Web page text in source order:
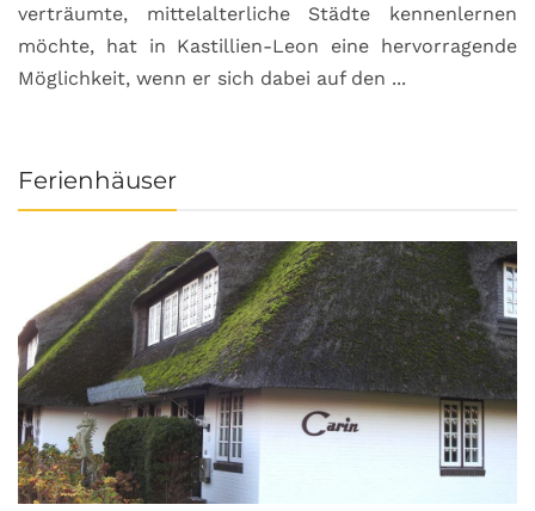
verträumte, mittelalterliche Städte kennenlernen
möchte, hat in Kastillien-Leon eine hervorragende
Möglichkeit, wenn er sich dabei auf den ...
Ferienhäuser